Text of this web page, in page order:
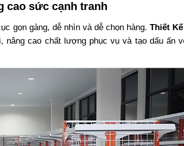
cao sức cạnh tranh
gọn gàng, dễ nhìn và dễ chọn hàng.Thiết
nâng cao chất lượng phục vụ và tạo dấu ấn